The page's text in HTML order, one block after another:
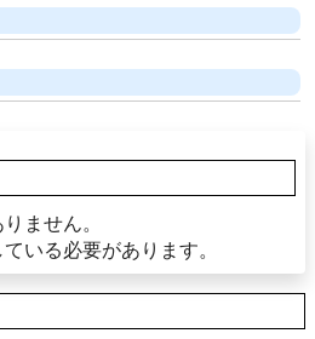
ません。
いる必要があります。